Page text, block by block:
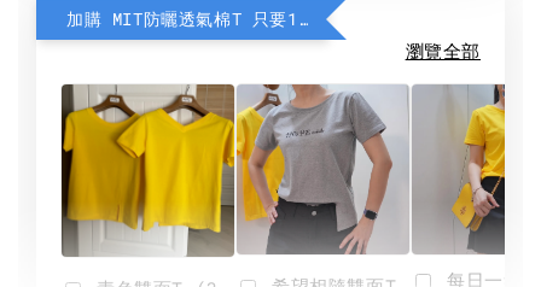
加購 MIT防曬透氣棉T 只要190元
瀏覽全部
每日一笑